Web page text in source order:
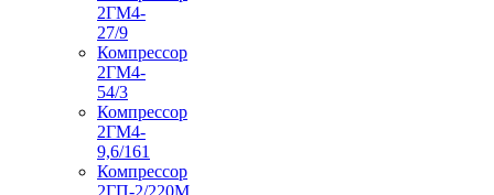
2ГМ4-
27/9
Компрессор
2ГМ4-
54/3
Компрессор
2ГМ4-
9,6/161
Компрессор